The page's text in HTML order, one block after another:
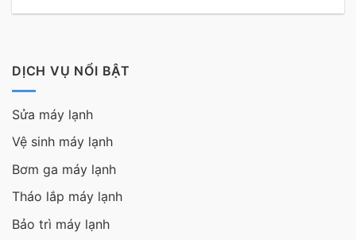
DỊCH VỤ NỔI BẬT
Sửa máy lạnh
Vệ sinh máy lạnh
Bơm ga máy lạnh
Tháo lắp máy lạnh
Bảo trì máy lạnh